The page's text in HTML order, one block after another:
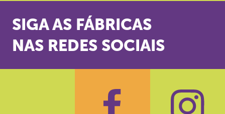
SIGA AS FÁBRICAS
NAS REDES SOCIAIS